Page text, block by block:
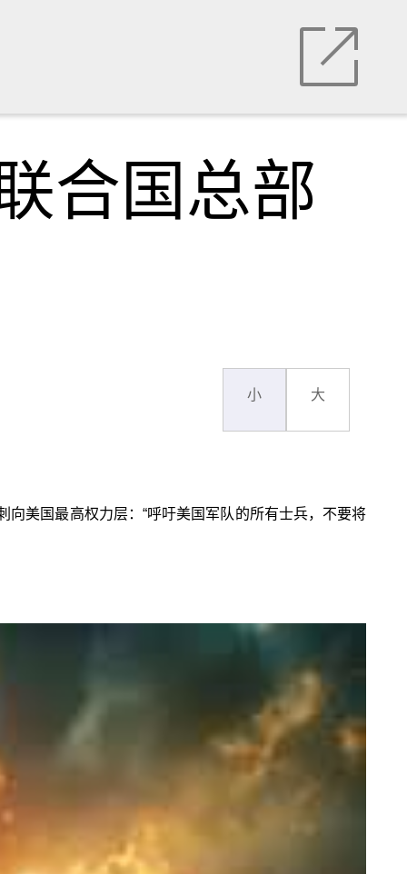
合国总部
小 大
美国最高权力层：“呼吁美国军队的所有士兵，不要将